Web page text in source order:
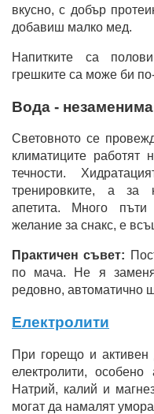
вкусно, с добър
добавиш малко мед.
Напитките са
грешките са може би
Вода -
Световното се
климатиците работят
течности.
тренировките, а за
апетита. Много пъти
желание за снакс, е
Практичен съвет:
по мача. Не я
редовно, автоматично
Електролити
При горещо и
електролити,
Натрий, калий и
могат да намалят